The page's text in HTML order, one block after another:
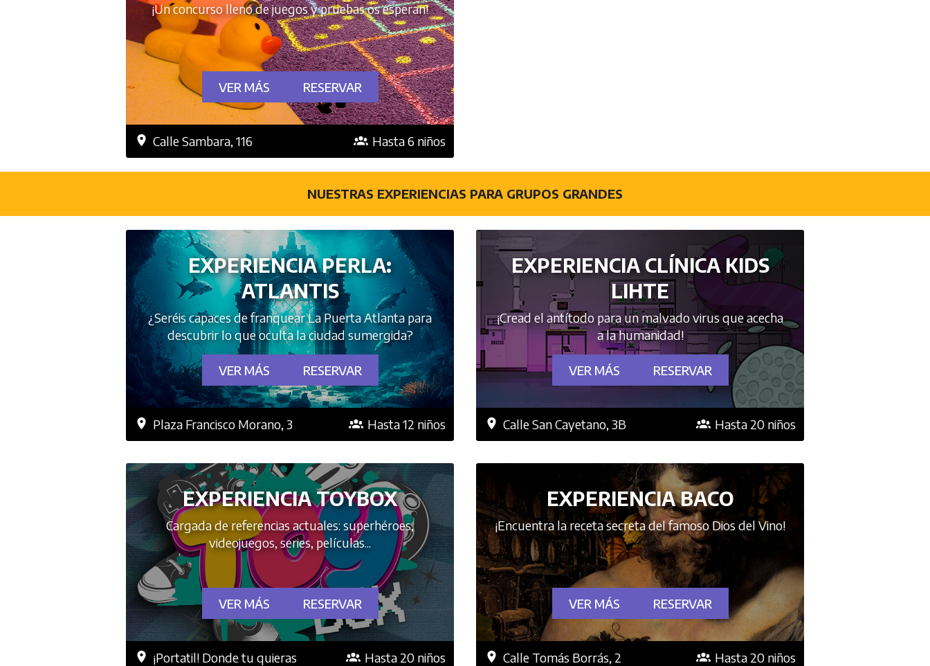
¡Un concurso lleno de juegos y pruebas os esperan!
VER MÁS RESERVAR
Calle Sambara, 116 Hasta 6 niños
NUESTRAS EXPERIENCIAS PARA GRUPOS GRANDES
EXPERIENCIA PERLA:
ATLANTIS
¿Seréis capaces de franquear La Puerta Atlanta para
descubrir lo que oculta la ciudad sumergida?
VER MÁS RESERVAR
Plaza Francisco Morano, 3 Hasta 12 niños
EXPERIENCIA CLÍNICA KIDS
LIHTE
¡Cread el antítodo para un malvado virus que acecha
a la humanidad!
VER MÁS RESERVAR
Calle San Cayetano, 3B Hasta 20 niños
EXPERIENCIA TOYBOX
Cargada de referencias actuales: superhéroes,
videojuegos, series, películas...
VER MÁS RESERVAR
¡Portatil! Donde tu quieras Hasta 20 niños
EXPERIENCIA BACO
¡Encuentra la receta secreta del famoso Dios del Vino!
VER MÁS RESERVAR
Calle Tomás Borrás, 2 Hasta 20 niños